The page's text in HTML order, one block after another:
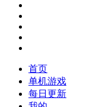
首页
单机游戏
每日更新